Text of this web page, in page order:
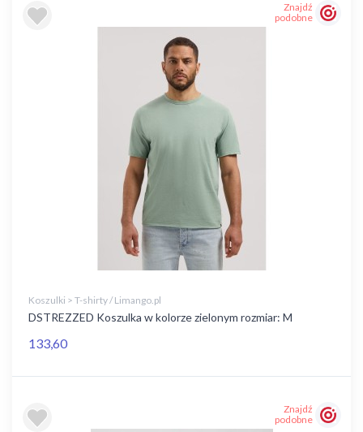
Znajdź
podobne
Koszulki > T-shirty / Limango.pl
DSTREZZED Koszulka w kolorze zielonym rozmiar: M
133,60
Znajdź
podobne